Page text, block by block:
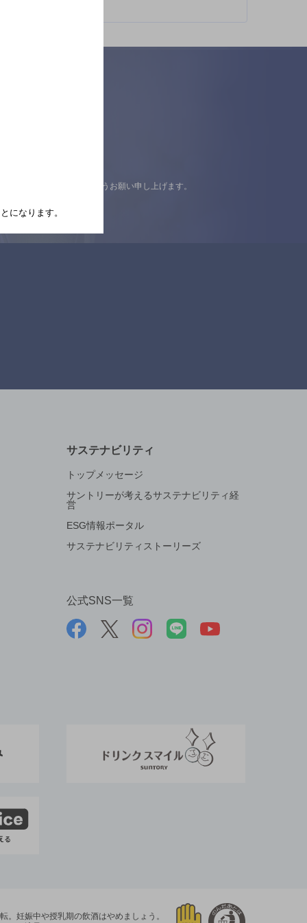
の上ご来店くださいますようお願い申し上げます。
サステナビリティ
トップメッセージ
サントリーが考えるサステナビリティ経
営
ESG情報ポータル
サステナビリティストーリーズ
公式SNS一覧
。 妊娠中や授乳期の飲酒はやめましょう。
になります。